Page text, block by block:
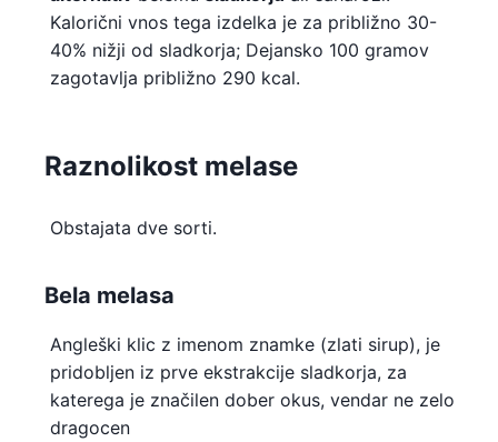
Kalorični vnos tega izdelka je za približno 30-
40% nižji od sladkorja; Dejansko 100 gramov
zagotavlja približno 290 kcal.
Raznolikost melase
Obstajata dve sorti.
Bela melasa
Angleški klic z imenom znamke (zlati sirup), je
pridobljen iz prve ekstrakcije sladkorja, za
katerega je značilen dober okus, vendar ne zelo
dragocen